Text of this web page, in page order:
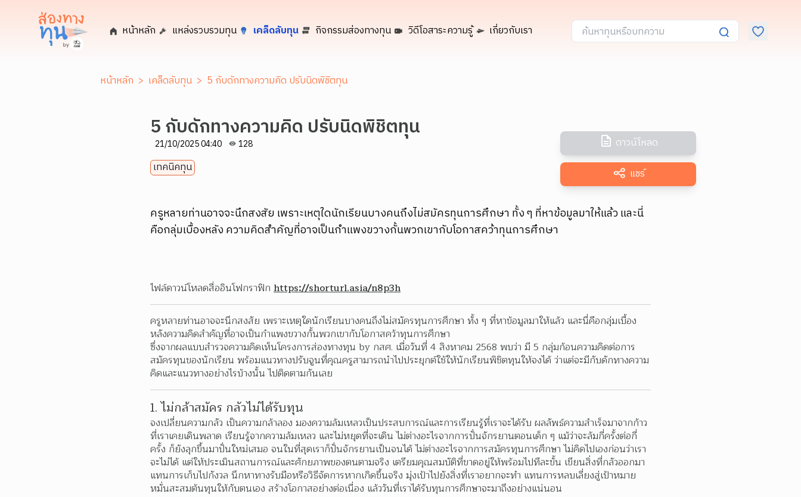
หน้าหลัก แหล่งรวบรวมทุน เคล็ดลับทุน กิจกรรมส่องทางทุน วิดีโอสาระความรู้ เกี่ยวกับเรา
หน้าหลัก > เคล็ดลับทุน > 5 กับดักทางความคิด ปรับนิดพิชิตทุน
5 กับดักทางความคิด ปรับนิดพิชิตทุน
21/10/2025 04:40 128
เทคนิคทุน
ดาวน์โหลด
แชร์
ครูหลายท่านอาจจะนึกสงสัย เพราะเหตุใดนักเรียนบางคนถึงไม่สมัครทุนการศึกษา ทั้ง ๆ ที่หาข้อมูลมาให้แล้ว และนี่
คือกลุ่มเบื้องหลัง ความคิดสำคัญที่อาจเป็นกำแพงขวางกั้นพวกเขากับโอกาสคว้าทุนการศึกษา
ไฟล์ดาวน์โหลดสื่ออินโฟกราฟิก https://shorturl.asia/n8p3h
ครูหลายท่านอาจจะนึกสงสัย เพราะเหตุใดนักเรียนบางคนถึงไม่สมัครทุนการศึกษา ทั้ง ๆ ที่หาข้อมูลมาให้แล้ว และนี่คือกลุ่มเบื้อง
หลังความคิดสำคัญที่อาจเป็นกำแพงขวางกั้นพวกเขากับโอกาสคว้าทุนการศึกษา
ซึ่งจากผลแบบสำรวจความคิดเห็นโครงการส่องทางทุน by กสศ. เมื่อวันที่ 4 สิงหาคม 2568 พบว่า มี 5 กลุ่มก้อนความคิดต่อการ
สมัครทุนของนักเรียน พร้อมแนวทางปรับจูนที่คุณครูสามารถนำไปประยุกต์ใช้ให้นักเรียนพิชิตทุนให้จงได้ ว่าแต่จะมีกับดักทางความ
คิดและแนวทางอย่างไรบ้างนั้น ไปติดตามกันเลย
1. ไม่กล้าสมัคร กลัวไม่ได้รับทุน
จงเปลี่ยนความกลัว เป็นความกล้าลอง มองความล้มเหลวเป็นประสบการณ์และการเรียนรู้ที่เราจะได้รับ ผลลัพธ์ความสำเร็จมาจากก้าว
ที่เราเคยเดินพลาด เรียนรู้จากความล้มเหลว และไม่หยุดที่จะเดิน ไม่ต่างอะไรจากการปั่นจักรยานตอนเด็ก ๆ แม้ว่าจะล้มกี่ครั้งต่อกี่
ครั้ง ก็ยังลุกขึ้นมาปั่นใหม่เสมอ จนในที่สุดเราก็ปั่นจักรยานเป็นจนได้ ไม่ต่างอะไรจากการสมัครทุนการศึกษา ไม่คิดไปเองก่อนว่าเรา
จะไม่ได้ แต่ให้ประเมินสถานการณ์และศักยภาพของตนตามจริง เตรียมคุณสมบัติที่ขาดอยู่ให้พร้อมไปทีละขั้น เขียนสิ่งที่กลัวออกมา
แทนการเก็บไปกังวล นึกหาทางรับมือหรือวิธีจัดการหากเกิดขึ้นจริง มุ่งเป้าไปยังสิ่งที่เราอยากจะทำ แทนการหลบเลี่ยงสู่เป้าหมาย
หมั่นสะสมต้นทุนให้กับตนเอง สร้างโอกาสอย่างต่อเนื่อง แล้ววันที่เราได้รับทุนการศึกษาจะมาถึงอย่างแน่นอน